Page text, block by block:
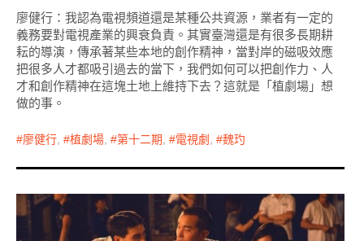
廖健行：我認為電視頻道還是某種公共資源，業者有一定的
義務要對電視產業的興衰負責。其實臺灣還是有很多長期耕
耘的導演，傳承著某些本地的創作精神，當對岸的磁吸效應
把很多人才都吸引過去的當下，我們如何可以把創作力、人
才和創作精神在這塊土地上維持下去？這就是「植劇場」想
做的事。
廖健行 , 植劇場 , 第十二期 , 電視劇 , 魏玓